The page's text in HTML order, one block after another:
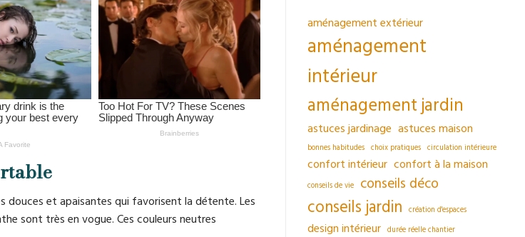
douces et apaisantes qui favorisent la détente. Les
sont très en vogue. Ces couleurs neutres
aménagement extérieur
aménagement
intérieur
aménagement jardin
astuces jardinage astuces maison
bonnes habitudes choix pratiques circulation intérieure
confort intérieur confort à la maison
conseils de vie conseils déco
conseils jardin création d'espaces
design intérieur durée réelle chantier